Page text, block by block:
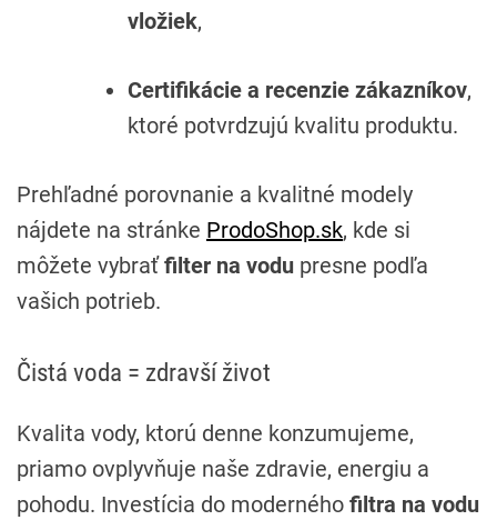
vložiek,
Certifikácie a recenzie zákazníkov,
ktoré potvrdzujú kvalitu produktu.
Prehľadné porovnanie a kvalitné modely
nájdete na stránke ProdoShop.sk, kde si
môžete vybraťfilter na vodu presne podľa
vašich potrieb.
Čistá voda = zdravší život
Kvalita vody, ktorú denne konzumujeme,
priamo ovplyvňuje naše zdravie, energiu a
pohodu. Investícia do moderného filtra na vodu